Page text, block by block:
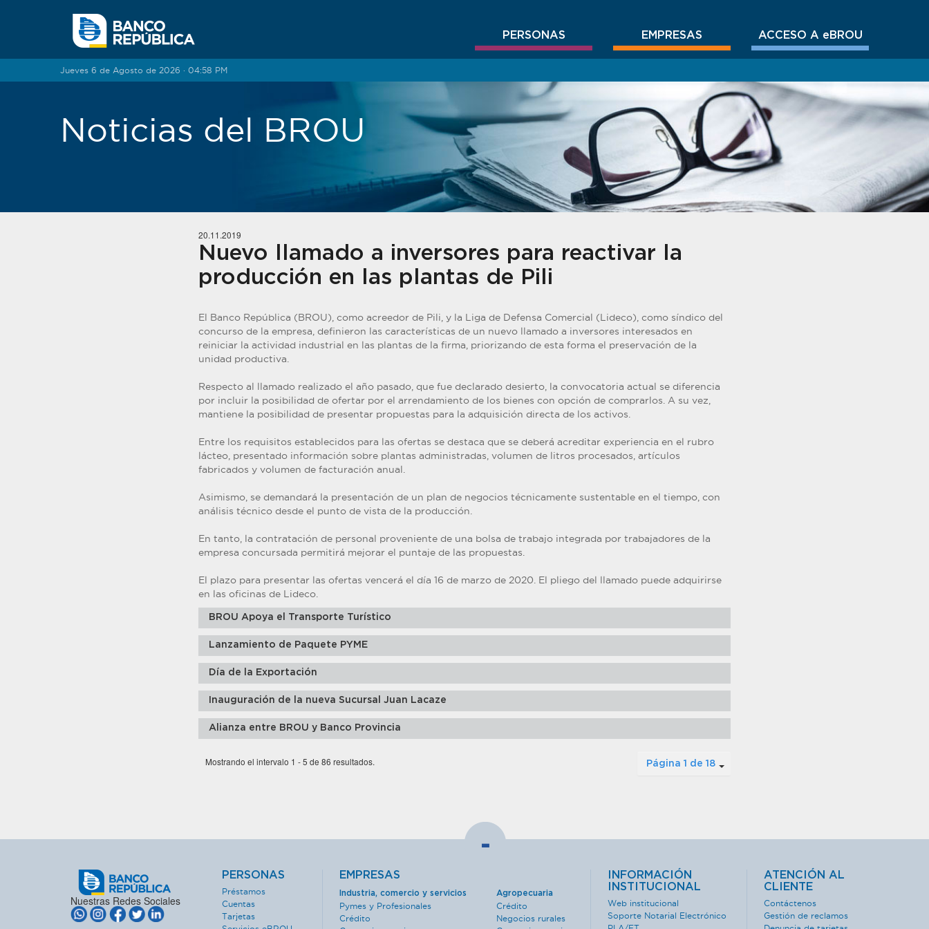
PERSONAS EMPRESAS ACCESO A eBROU
Jueves 6 de Agosto de 2026 · 04:58 PM
Noticias del BROU
20.11.2019
Nuevo llamado a inversores para reactivar la
producción en las plantas de Pili
El Banco República (BROU), como acreedor de Pili, y la Liga de Defensa Comercial (Lideco), como síndico del
concurso de la empresa, definieron las características de un nuevo llamado a inversores interesados en
reiniciar la actividad industrial en las plantas de la firma, priorizando de esta forma el preservación de la
unidad productiva.
Respecto al llamado realizado el año pasado, que fue declarado desierto, la convocatoria actual se diferencia
por incluir la posibilidad de ofertar por el arrendamiento de los bienes con opción de comprarlos. A su vez,
mantiene la posibilidad de presentar propuestas para la adquisición directa de los activos.
Entre los requisitos establecidos para las ofertas se destaca que se deberá acreditar experiencia en el rubro
lácteo, presentado información sobre plantas administradas, volumen de litros procesados, artículos
fabricados y volumen de facturación anual.
Asimismo, se demandará la presentación de un plan de negocios técnicamente sustentable en el tiempo, con
análisis técnico desde el punto de vista de la producción.
En tanto, la contratación de personal proveniente de una bolsa de trabajo integrada por trabajadores de la
empresa concursada permitirá mejorar el puntaje de las propuestas.
El plazo para presentar las ofertas vencerá el día 16 de marzo de 2020. El pliego del llamado puede adquirirse
en las oficinas de Lideco.
BROU Apoya el Transporte Turístico
Lanzamiento de Paquete PYME
Día de la Exportación
Inauguración de la nueva Sucursal Juan Lacaze
Alianza entre BROU y Banco Provincia
Página 1 de 18
Mostrando el intervalo 1 - 5 de 86 resultados.
-
Nuestras Redes Sociales
PERSONAS
Préstamos
Cuentas
Tarjetas
EMPRESAS
Industria, comercio y servicios
Pymes y Profesionales
Crédito
Agropecuaria
Crédito
Negocios rurales
INFORMACIÓN
INSTITUCIONAL
Web institucional
Soporte Notarial Electrónico
ATENCIÓN AL
CLIENTE
Contáctenos
Gestión de reclamos